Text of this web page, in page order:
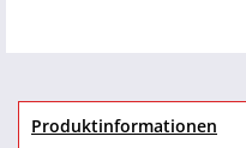
Produktinformationen